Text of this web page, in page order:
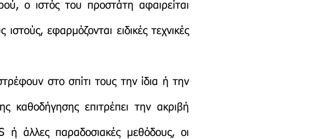
ο ιστός του προστάτη αφαιρείται
εφαρμόζονται ειδικές τεχνικές
στο σπίτι τους την ίδια ή την
καθοδήγησης επιτρέπει την ακριβή
άλλες παραδοσιακές μεθόδους, οι